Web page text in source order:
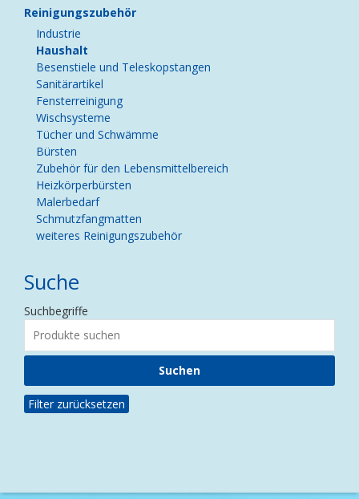
Reinigungszubehör
Industrie
Haushalt
Besenstiele und Teleskopstangen
Sanitärartikel
Fensterreinigung
Wischsysteme
Tücher und Schwämme
Bürsten
Zubehör für den Lebensmittelbereich
Heizkörperbürsten
Malerbedarf
Schmutzfangmatten
weiteres Reinigungszubehör
Suche
Suchbegriffe
Filter zurücksetzen